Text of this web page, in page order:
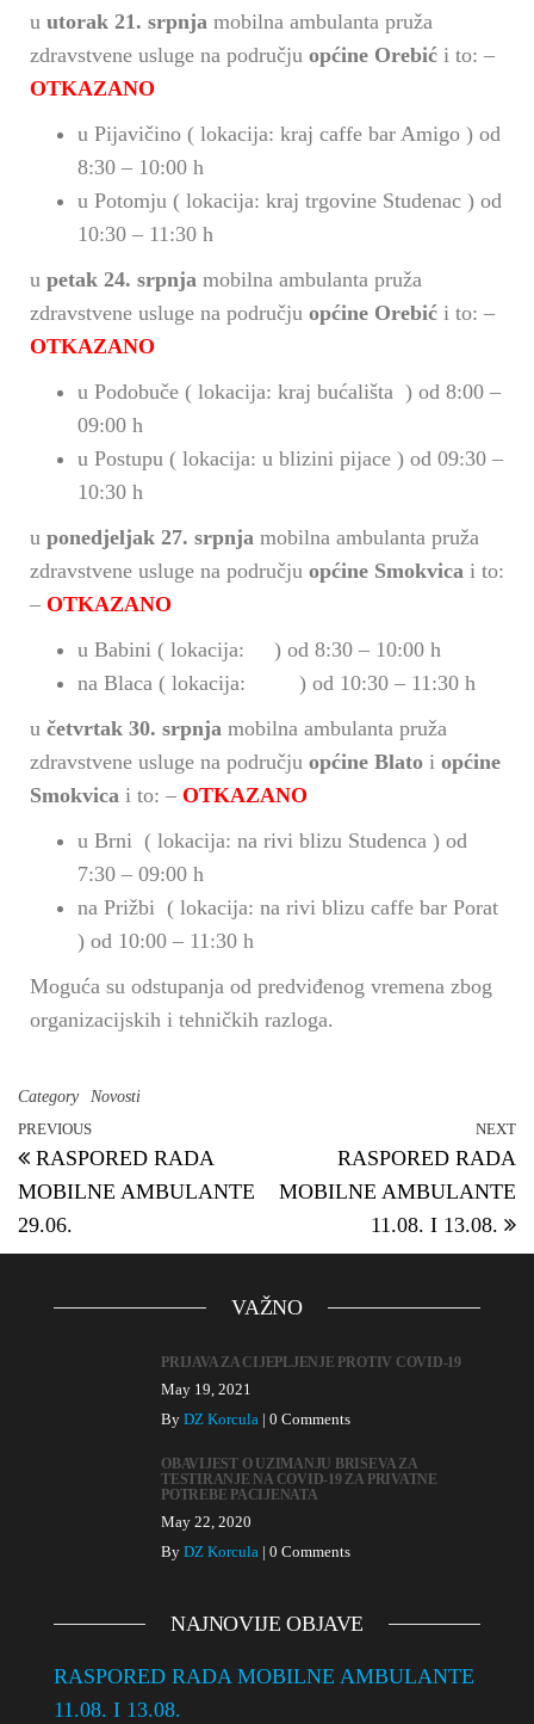
u utorak 21. srpnja mobilna ambulanta pruža
zdravstvene usluge na području općine Orebić i to: –
OTKAZANO
u Pijavičino ( lokacija: kraj caffe bar Amigo ) od
8:30 – 10:00 h
u Potomju ( lokacija: kraj trgovine Studenac ) od
10:30 – 11:30 h
u petak 24. srpnja mobilna ambulanta pruža
zdravstvene usluge na području općine Orebić i to: –
OTKAZANO
u Podobuče ( lokacija: kraj bućališta ) od 8:00 –
09:00 h
u Postupu ( lokacija: u blizini pijace ) od 09:30 –
10:30 h
u ponedjeljak 27. srpnja mobilna ambulanta pruža
zdravstvene usluge na području općine Smokvica i to:
– OTKAZANO
u Babini ( lokacija: ) od 8:30 – 10:00 h
na Blaca ( lokacija: ) od 10:30 – 11:30 h
u četvrtak 30. srpnja mobilna ambulanta pruža
zdravstvene usluge na području općine Blato i općine
Smokvica i to: – OTKAZANO
u Brni ( lokacija: na rivi blizu Studenca ) od
7:30 – 09:00 h
na Prižbi ( lokacija: na rivi blizu caffe bar Porat
) od 10:00 – 11:30 h
Moguća su odstupanja od predviđenog vremena zbog
organizacijskih i tehničkih razloga.
Category
Novosti
PREVIOUS
RASPORED RADA
MOBILNE AMBULANTE
29.06.
NEXT
RASPORED RADA
MOBILNE AMBULANTE
11.08. I 13.08.
VAŽNO
PRIJAVA ZA CIJEPLJENJE PROTIV COVID-19
May 19, 2021
By DZ Korcula | 0 Comments
OBAVIJEST O UZIMANJU BRISEVA ZA
TESTIRANJE NA COVID-19 ZA PRIVATNE
POTREBE PACIJENATA
May 22, 2020
By DZ Korcula | 0 Comments
NAJNOVIJE OBJAVE
RASPORED RADA MOBILNE AMBULANTE
11.08. I 13.08.